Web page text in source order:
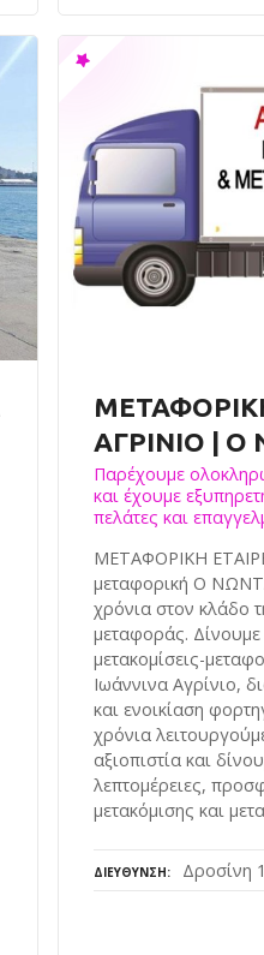
ΑΓΡΙΝΙΟ | Ο
Παρέχουμε
και έχουμε
πελάτες και
ΜΕΤΑΦΟΡΙΚΗ
μεταφορική Ο
χρόνια στον κλάδο
μεταφοράς.
μετακομίσεις-
Ιωάννινα Αγρίνιο,
και ενοικίαση
χρόνια
αξιοπιστία και
λεπτομέρειες,
μετακόμισης και
ΔΙΕΎΘΥΝΣΗ Δροσίνη